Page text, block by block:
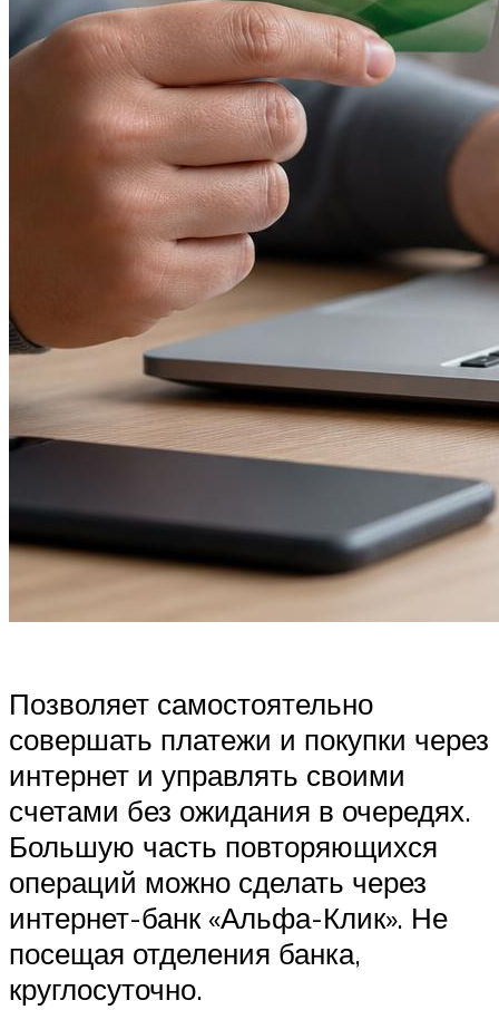
Позволяет самостоятельно
совершать платежи и покупки через
интернет и управлять своими
счетами без ожидания в очередях.
Большую часть повторяющихся
операций можно сделать через
интернет-банк «Альфа-Клик». Не
посещая отделения банка,
круглосуточно.